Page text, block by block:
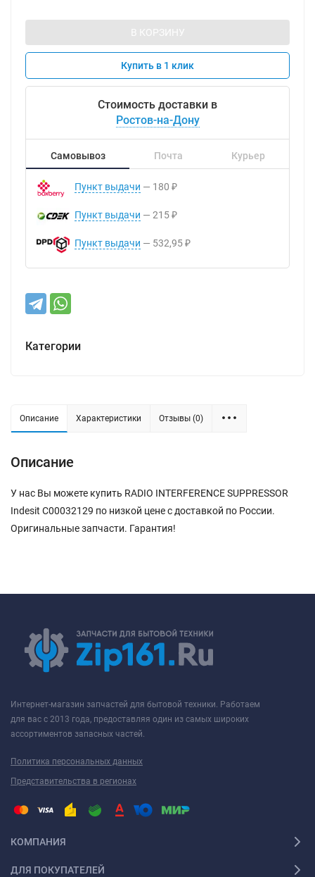
В КОРЗИНУ
Купить в 1 клик
Стоимость доставки в
Ростов-на-Дону
Самовывоз Почта Курьер
Пункт выдачи 180 ₽
Пункт выдачи 215 ₽
Пункт выдачи 532,95 ₽
Категории
Описание Характеристики Отзывы (0)
Описание
У нас Вы можете купить RADIO INTERFERENCE SUPPRESSOR
Indesit C00032129 по низкой цене с доставкой по России.
Оригинальные запчасти. Гарантия!
Интернет-магазин запчастей для бытовой техники. Работаем
для вас с 2013 года, предоставляя один из самых широких
ассортиментов запасных частей.
Политика персональных данных
Представительства в регионах
КОМПАНИЯ
ДЛЯ ПОКУПАТЕЛЕЙ